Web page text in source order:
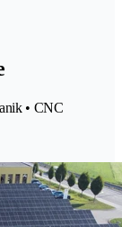
• CNC